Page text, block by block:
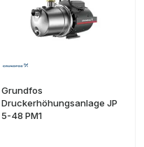
Grundfos
Druckerhöhungsanlage JP
5-48 PM1